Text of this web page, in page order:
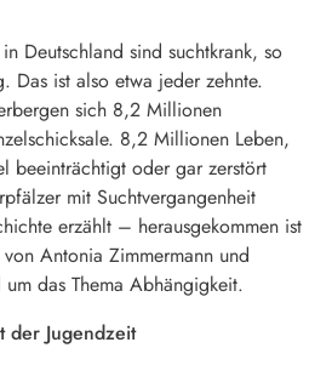
Deutschland sind suchtkrank, so
Das ist also etwa jeder zehnte.
sich 8,2 Millionen
8,2 Millionen Leben,
beeinträchtigt oder gar zerstört
mit Suchtvergangenheit
erzählt – herausgekommen ist
Antonia Zimmermann und
das Thema Abhängigkeit.
der Jugendzeit